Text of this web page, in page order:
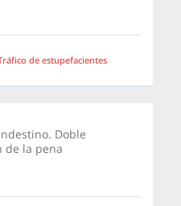
de estupefacientes
Doble
de la pena